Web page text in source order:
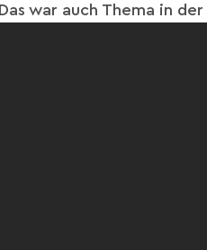
Das war auch Thema in